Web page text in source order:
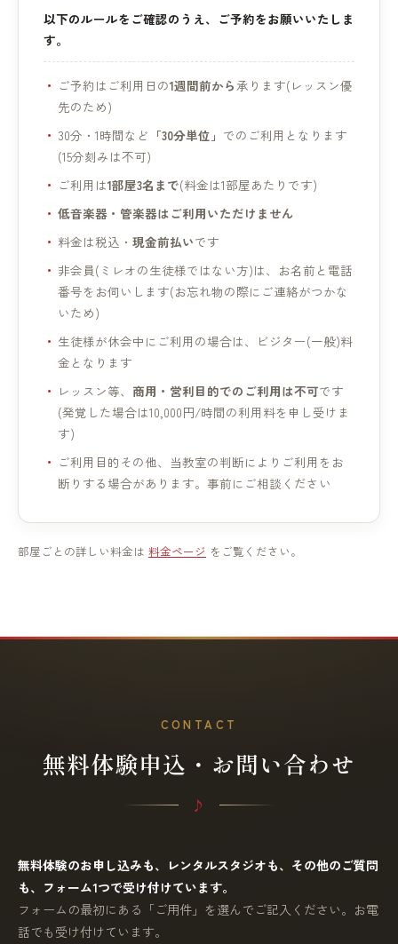
以下のルールをご確認のうえ、ご予約をお願いいたしま
す。
ご予約はご利用日の1週間前から 承ります(レッスン優
先のため)
30分・1時間など 「30分単位」 でのご利用となります
(15分刻みは不可)
ご利用は1部屋3名まで(料金は1部屋あたりです)
低音楽器・管楽器はご利用いただけません
料金は税込・ 現金前払いです
非会員(ミレオの生徒様ではない方)は、お名前と電話
番号をお伺いします(お忘れ物の際にご連絡がつかな
いため)
生徒様が休会中にご利用の場合は、ビジター(一般)料
金となります
レッスン等、 商用・営利目的でのご利用は不可です
(発覚した場合は10,000円/時間の利用料を申し受けま
す)
ご利用目的その他、当教室の判断によりご利用をお
断りする場合があります。事前にご相談ください
部屋ごとの詳しい料金は 料金ページ をご覧ください。
CONTACT
無料体験申込・お問い合わせ
無料体験のお申し込みも、レンタルスタジオも、その他のご質問
も、フォーム1つで受け付けています。
フォームの最初にある「ご用件」を選んでご記入ください。お電
話でも受け付けています。